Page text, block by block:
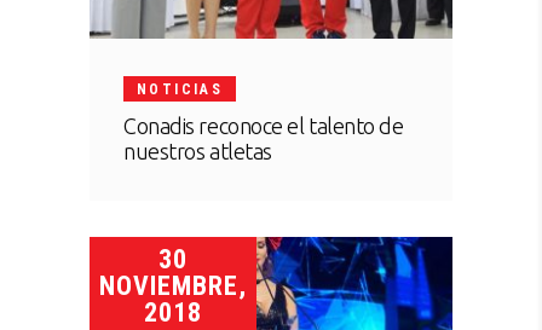
NOTICIAS
Conadis reconoce el talento de
nuestros atletas
30
NOVIEMBRE,
2018